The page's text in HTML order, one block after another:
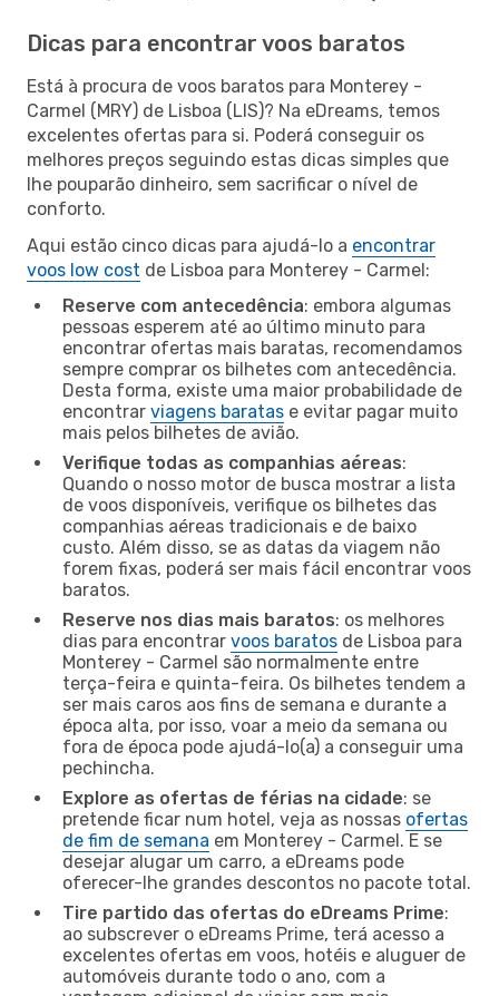
Dicas para encontrar voos baratos
Está à procura de voos baratos para Monterey -
Carmel (MRY) de Lisboa (LIS)? Na eDreams, temos
excelentes ofertas para si. Poderá conseguir os
melhores preços seguindo estas dicas simples que
lhe pouparão dinheiro, sem sacrificar o nível de
conforto.
Aqui estão cinco dicas para ajudá-lo a encontrar
voos low cost de Lisboa para Monterey - Carmel:
Reserve com antecedência: embora algumas
pessoas esperem até ao último minuto para
encontrar ofertas mais baratas, recomendamos
sempre comprar os bilhetes com antecedência.
Desta forma, existe uma maior probabilidade de
encontrar viagens baratas e evitar pagar muito
mais pelos bilhetes de avião.
Verifique todas as companhias aéreas:
Quando o nosso motor de busca mostrar a lista
de voos disponíveis, verifique os bilhetes das
companhias aéreas tradicionais e de baixo
custo. Além disso, se as datas da viagem não
forem fixas, poderá ser mais fácil encontrar voos
baratos.
Reserve nos dias mais baratos: os melhores
dias para encontrar voos baratos de Lisboa para
Monterey - Carmel são normalmente entre
terça-feira e quinta-feira. Os bilhetes tendem a
ser mais caros aos fins de semana e durante a
época alta, por isso, voar a meio da semana ou
fora de época pode ajudá-lo(a) a conseguir uma
pechincha.
Explore as ofertas de férias na cidade: se
pretende ficar num hotel, veja as nossas ofertas
de fim de semana em Monterey - Carmel. E se
desejar alugar um carro, a eDreams pode
oferecer-lhe grandes descontos no pacote total.
Tire partido das ofertas do eDreams Prime:
ao subscrever o eDreams Prime, terá acesso a
excelentes ofertas em voos, hotéis e aluguer de
automóveis durante todo o ano, com a